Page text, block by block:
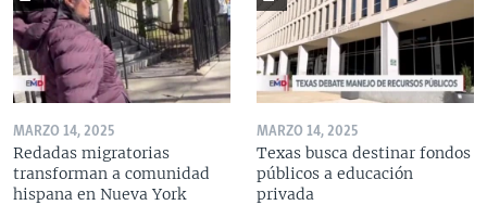
MARZO 14, 2025
Redadas migratorias
transforman a comunidad
hispana en Nueva York
MARZO 14, 2025
Texas busca destinar fondos
públicos a educación
privada